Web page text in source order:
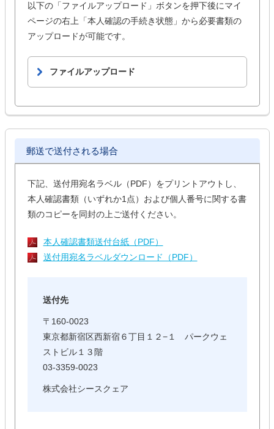
以下の「ファイルアップロード」ボタンを押下後にマイ
ページの右上「本人確認の手続き状態」から必要書類の
アップロードが可能です。
ファイルアップロード
郵送で送付される場合
下記、送付用宛名ラベル（PDF）をプリントアウトし、
本人確認書類（いずれか1点）および個人番号に関する書
類のコピーを同封の上ご送付ください。
本人確認書類送付台紙（PDF）
送付用宛名ラベルダウンロード（PDF）
送付先
〒160-0023
東京都新宿区西新宿６丁目１２−１ パークウェ
ストビル１３階
03-3359-0023
株式会社シースクェア